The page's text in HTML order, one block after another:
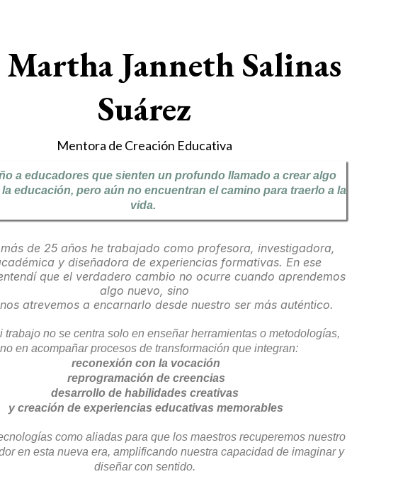
Martha Janneth Salinas
Suárez
Mentora de Creación Educativa
a educadores que sienten un profundo llamado a crear algo
educación, pero aún no encuentran el camino para traerlo a la
vida.
de 25 años he trabajado como profesora, investigadora,
y diseñadora de experiencias formativas. En ese
que el verdadero cambio no ocurre cuando aprendemos
algo nuevo, sino
atrevemos a encarnarlo desde nuestro ser más auténtico.
trabajo no se centra solo en enseñar herramientas o metodologías,
en acompañar procesos de transformación que integran:
reconexión con la vocación
reprogramación de creencias
desarrollo de habilidades creativas
y creación de experiencias educativas memorables
como aliadas para que los maestros recuperemos nuestro
en esta nueva era, amplificando nuestra capacidad de imaginar y
diseñar con sentido.